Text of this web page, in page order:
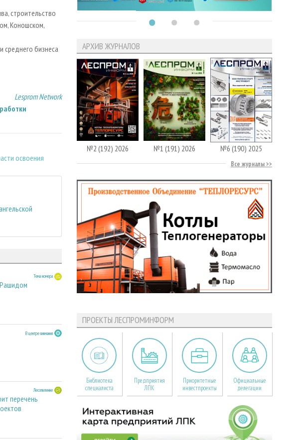
строительство
Коношском,
среднего бизнеса
Lesprom Network
освоения
Тема номера
В центре внимания
Лесопиление
перечень
АРХИВ ЖУРНАЛОВ
№2 (192) 2026 №1 (191) 2026 №6 (190) 2025
Все журналы
ПРОЕКТЫ ЛЕСПРОМИНФОРМ
Библиотека
специалиста
Предприятия
ЛПК
Приоритетные
инвестпроекты
Официальные
делегации